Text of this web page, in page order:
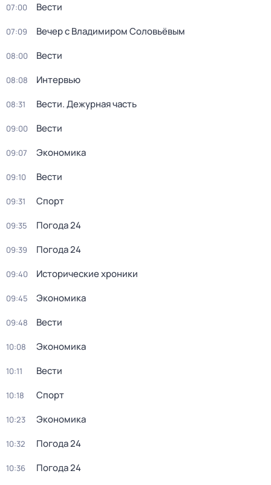
07:00 Вести
07:09 Вечер с Владимиром Соловьёвым
08:00 Вести
08:08 Интервью
08:31 Вести. Дежурная часть
09:00 Вести
09:07 Экономика
09:10 Вести
09:31 Спорт
09:35 Погода 24
09:39 Погода 24
09:40 Исторические хроники
09:45 Экономика
09:48 Вести
10:08 Экономика
10:11 Вести
10:18 Спорт
10:23 Экономика
10:32 Погода 24
10:36 Погода 24